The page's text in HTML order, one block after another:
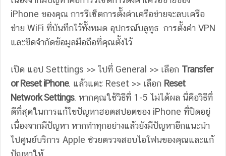
iPhone ของคุณ การรีเซ็ตการตั้งค่าเครือข่ายจะลบเครือ
ข่าย WiFi ที่บันทึกไว้ทั้งหมด อุปกรณ์บลูทูธ การตั้งค่า VPN
และขีดจำกัดข้อมูลมือถือที่คุณตั้งไว้
เปิด แอป Setttings >> ไปที่ General >> เลือก Transfer
or Reset iPhone. แล้วแตะ Reset >> เลือก Reset
Network Settings. หากคุณใช้วิธีที่ 1-5 ไม่ได้ผล นี่คือวิธีที่
ดีที่สุดในการแก้ไขปัญหาฮอตสปอตของ iPhone ที่ปิดอยู่
เนื่องจากมีปัญหา หากทำทุกอย่างแล้วยังมีปัญหาอีกแนะนำ
ไปศูนย์บริการ Apple ช่วยตรวจสอบไอโฟนของคุณและแก้
ปัญหาให้